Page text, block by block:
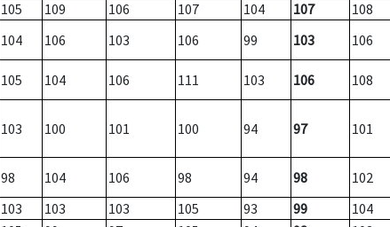
105 109 106 107 104 107
108
104 106 103 106 99 103 106
105 104 106 111 103 106 108
103 100 101 100 94 97 101
98 104 106 98 94 98
102
103 103 103 105 93 99
104